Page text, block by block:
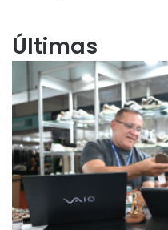
Últimas